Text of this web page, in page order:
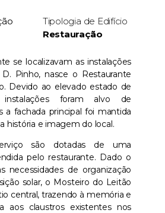
Tipologia de Edifício
Restauração
se localizavam as instalações
Pinho, nasce o Restaurante
Devido ao elevado estado de
instalações foram alvo de
a fachada principal foi mantida
história e imagem do local.
são dotadas de uma
pelo restaurante. Dado o
necessidades de organização
solar, o Mosteiro do Leitão
central, trazendo à memória e
aos claustros existentes nos